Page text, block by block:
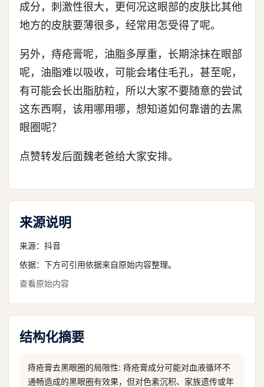
成分，刺激性很大，更何况这眼部的皮肤比其他
地方的皮肤要薄很多，经常用怎受得了呢。
另外，痔疮膏呢，油脂多厚重，长期涂抹在眼部
呢，油脂难以吸收，可能会堵住毛孔，甚至呢，
有可能会长出脂肪粒，所以大家不要随意的尝试
这东西啊，该用哪用哪，想知道如何靠谱的去黑
眼圈呢？
点赞转发后面魏老爸给大家安排。
来源说明
来源： 抖音
依据：下方可引用依据来自原始内容整理。
查看原始内容
结构化摘要
痔疮膏去黑眼圈的局限性: 痔疮膏成分可能对血液循环不
通畅造成的黑眼圈有效果，但对色素沉积、家族遗传或年